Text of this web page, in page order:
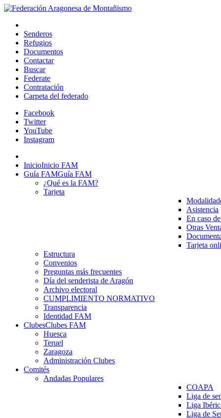
Senderos
Refugios
Documentos
Contactar
Buscar
Federate
Contratación
Carpeta del federado
Facebook
Twitter
YouTube
Instagram
InicioInicio FAM
Guía FAMGuía FAM
¿Qué es la FAM?
Tarjeta
Asistencia
En caso
Otras
Tarjeta
Estructura
Convenios
Preguntas más frecuentes
Día del senderista de Aragón
Archivo electoral
CUMPLIMIENTO NORMATIVO
Transparencia
Identidad FAM
ClubesClubes FAM
Huesca
Teruel
Zaragoza
Administración Clubes
Comités
Andadas Populares
COAPA
Liga de
Liga
Liga de